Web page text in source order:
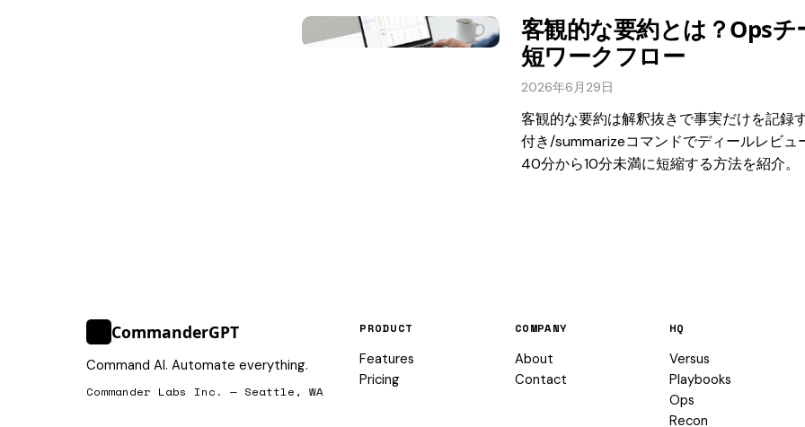
客観的な要約とは？Opsチ
短ワークフロー
2026年6月29日
客観的な要約は解釈抜きで事実だけを記録
付き/summarizeコマンドでディールレビュ
40分から10分未満に短縮する方法を紹介。
CommanderGPT
Command AI. Automate everything.
Commander Labs Inc. — Seattle, WA
PRODUCT
Features
Pricing
COMPANY
About
Contact
HQ
Versus
Playbooks
Ops
Recon